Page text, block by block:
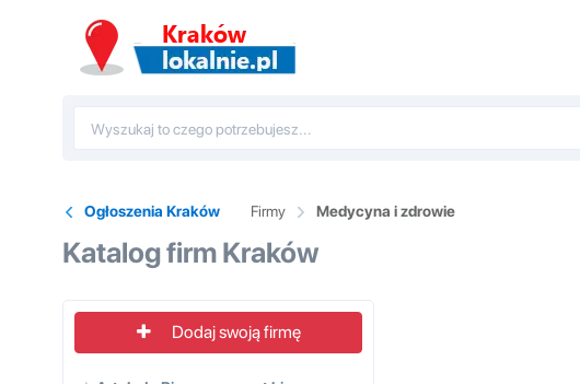
Ogłoszenia Kraków Firmy Medycyna i zdrowie
Katalog firm Kraków
Dodaj swoją firmę